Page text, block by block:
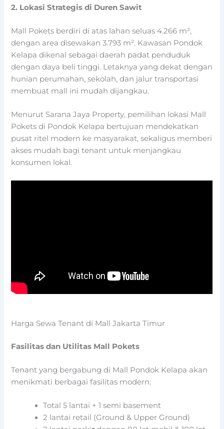
2. Lokasi Strategis di Duren Sawit
Mall Pokets berdiri di atas lahan seluas 4.266 m²,
dengan area disewakan 3.793 m². Kawasan Pondok
Kelapa dikenal sebagai daerah padat penduduk
dengan daya beli tinggi. Letaknya yang dekat dengan
hunian perumahan, sekolah, dan jalur transportasi
membuat mall ini mudah dijangkau.
Menurut Sarana Jaya Property, pemilihan lokasi Mall
Pokets di Pondok Kelapa bertujuan mendekatkan
pusat ritel modern ke masyarakat, sekaligus memberi
akses mudah bagi tenant untuk menjangkau
konsumen lokal.
Harga Sewa Tenant di Mall Jakarta Timur
Fasilitas dan Utilitas Mall Pokets
Tenant yang bergabung di Mall Pondok Kelapa akan
menikmati berbagai fasilitas modern:
Total 5 lantai + 1 semi basement
2 lantai retail (Ground & Upper Ground)